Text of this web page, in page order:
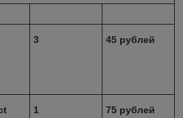
3 45 рублей
1 75 рублей